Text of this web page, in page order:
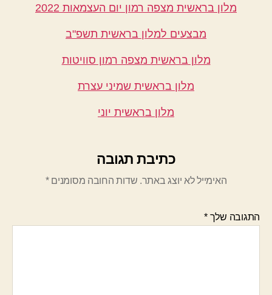
מלון בראשית מצפה רמון יום העצמאות 2022
מבצעים למלון בראשית תשפ"ב
מלון בראשית מצפה רמון סוויטות
מלון בראשית שמיני עצרת
מלון בראשית יוני
כתיבת תגובה
האימייל לא יוצג באתר. שדות החובה מסומנים*
התגובה שלך*